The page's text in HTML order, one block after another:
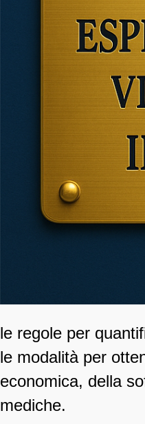
le regole per
le modalità per
economica, della
mediche.